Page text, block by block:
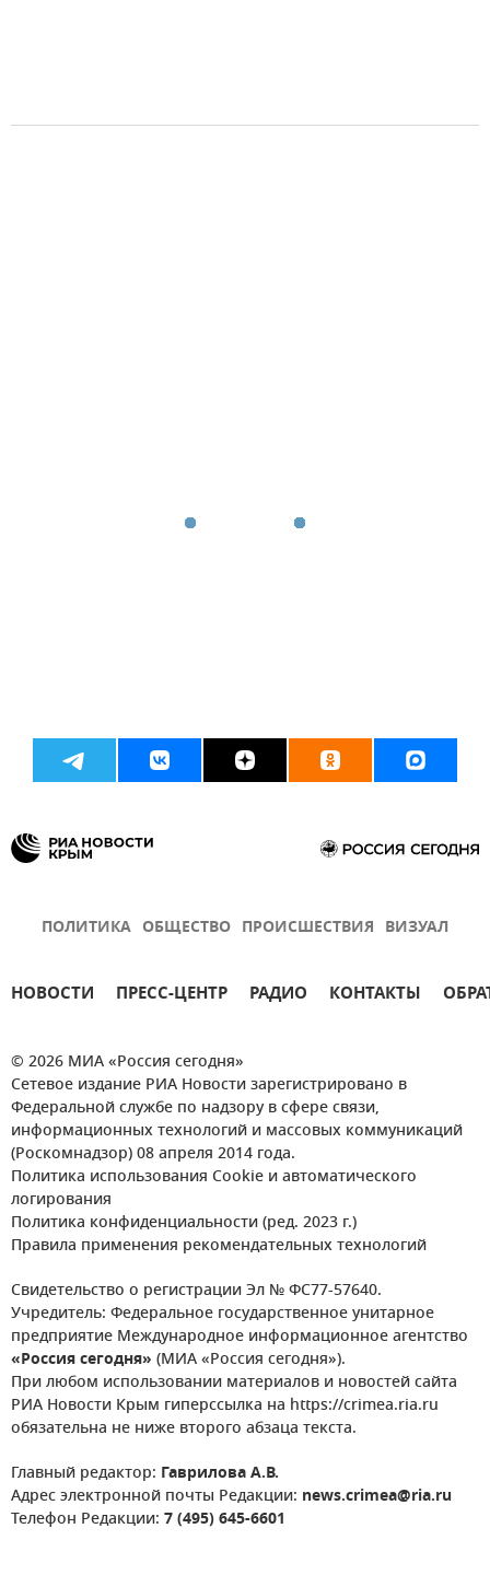
ПОЛИТИКА ОБЩЕСТВО ПРОИСШЕСТВИЯ ВИЗУАЛ
НОВОСТИ ПРЕСС-ЦЕНТР РАДИО КОНТАКТЫ
© 2026 МИА «Россия сегодня»
Сетевое издание РИА Новости зарегистрировано в
Федеральной службе по надзору в сфере связи,
информационных технологий и массовых коммуникаций
(Роскомнадзор) 08 апреля 2014 года.
Политика использования Cookie и автоматического
логирования
Политика конфиденциальности (ред. 2023 г.)
Правила применения рекомендательных технологий
Свидетельство о регистрации Эл № ФС77-57640.
Учредитель: Федеральное государственное унитарное
предприятие Международное информационное агентство
«Россия сегодня» (МИА «Россия сегодня»).
При любом использовании материалов и новостей сайта
РИА Новости Крым гиперссылка на https://crimea.ria.ru
обязательна не ниже второго абзаца текста.
Главный редактор: Гаврилова А.В.
Адрес электронной почты Редакции: news.crimea@ria.ru
Телефон Редакции: 7 (495) 645-6601